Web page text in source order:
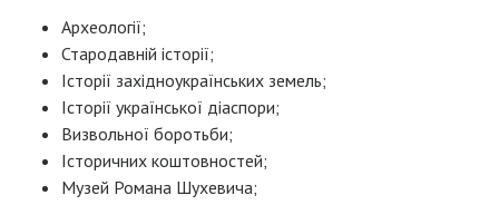
Археології;
Стародавній історії;
Історії західноукраїнських земель;
Історії української діаспори;
Визвольної боротьби;
Історичних коштовностей;
Музей Романа Шухевича;